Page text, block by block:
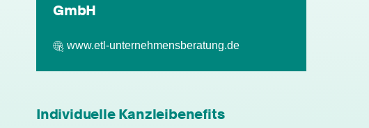
GmbH
www.etl-unternehmensberatung.de
Individuelle Kanzleibenefits
Zusatzleistungen/Mitarbeiterrabatte
leistungsgerechte Bezahlung